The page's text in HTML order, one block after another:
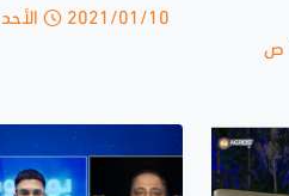
2021/01/10 الأحد 10:32 ص